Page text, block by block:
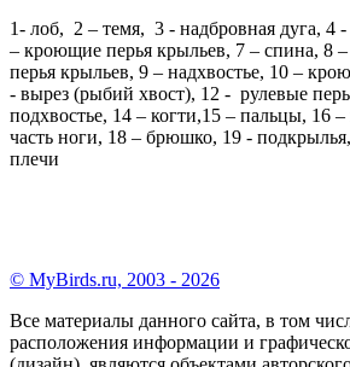
1- лоб, 2 – темя, 3 - надбровная дуга, 4
– кроющие перья крыльев, 7 – спина, 8
перья крыльев, 9 – надхвостье, 10 –
- вырез (рыбий хвост), 12 - рулевые
подхвостье, 14 – когти,15 – пальцы, 16
часть ноги, 18 – брюшко, 19 -
плечи
© MyBirds.ru, 2003 - 2026
Все материалы данного сайта, в том
расположения информации и